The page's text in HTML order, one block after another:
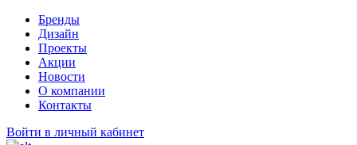
Бренды
Дизайн
Проекты
Акции
Новости
О компании
Контакты
Войти в личный кабинет